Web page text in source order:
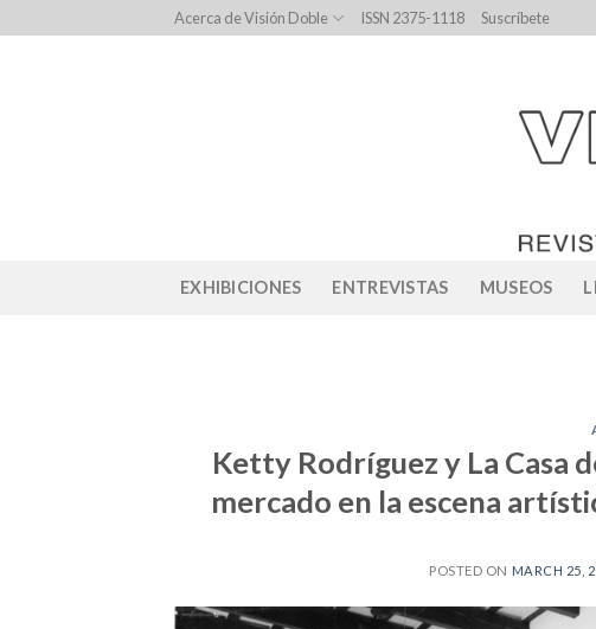
to
Acerca de Visión Doble ISSN 2375-1118 Suscríbete
EXHIBICIONES ENTREVISTAS MUSEOS
Ketty Rodríguez y La Casa
mercado en la escena
POSTED ON MARCH 25,